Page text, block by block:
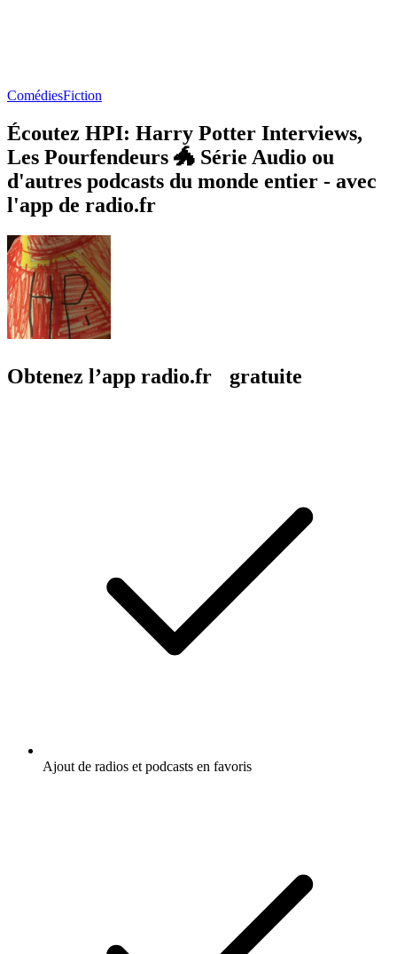
ComédiesFiction
Écoutez HPI: Harry Potter Interviews,
Les Pourfendeurs 🐲 Série Audio ou
d'autres podcasts du monde entier - avec
l'app de radio.fr
Obtenez l’app radio.fr gratuite
Ajout de radios et podcasts en favoris